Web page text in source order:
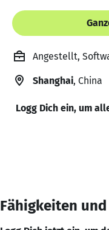
Angestellt,
Shanghai, China
Logg Dich ein, um
Fähigkeiten